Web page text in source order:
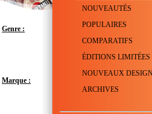
NOUVEAUTÉS
POPULAIRES
COMPARATIFS
ÉDITIONS LIMITÉES
NOUVEAUX
ARCHIVES
Genre : Vermouth
Marque :